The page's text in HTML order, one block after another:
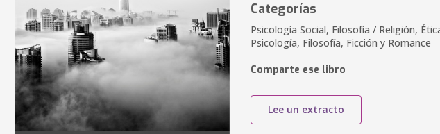
Categorías
Psicología Social, Filosofía / Religión,
Psicología, Filosofía, Ficción y Romance
Comparte ese libro
Lee un extracto